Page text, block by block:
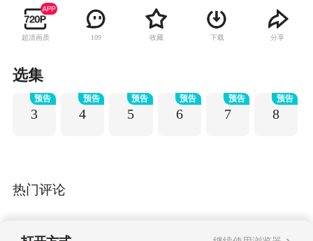
争愈演愈烈。日本鬼子进村后，在国仇家恨面
前，三大家族选择了联手共同抗日，并最终毁村
杀鬼子，使日本鬼子在熊熊大火中化为灰烬。抗
超清画质 109 收藏 下载 分享
选集
3
预告
4
预告
5
预告
6
预告
7
预告
8
预告
热门评论